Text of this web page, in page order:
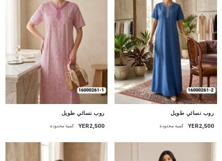
روب نسائي طويل
YER2,500 كمية محدودة
روب نسائي طويل
YER2,500 كمية محدودة